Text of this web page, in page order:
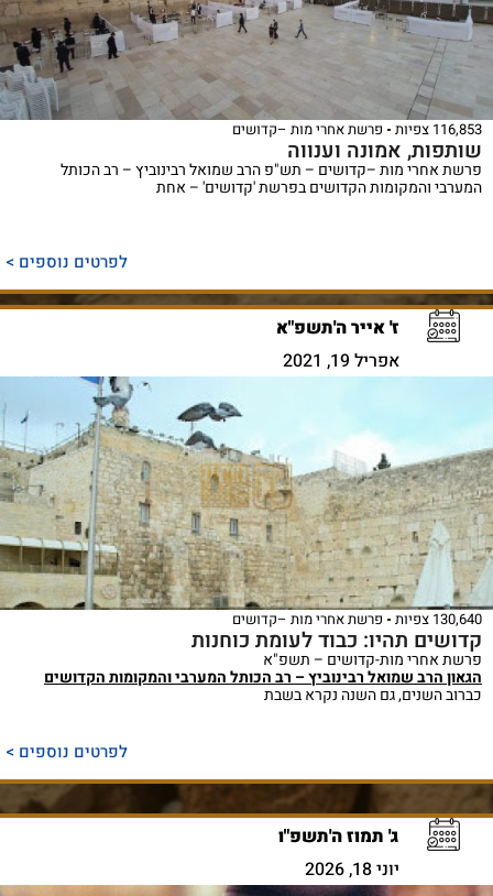
116,853 צפיות פרשת אחרי מות –קדושים
שותפות, אמונה וענווה
פרשת אחרי מות –קדושים – תש"פ הרב שמואל רבינוביץ – רב הכותל
המערבי והמקומות הקדושים בפרשת 'קדושים' – אחת
לפרטים נוספים >
ז' אייר ה'תשפ"א
אפריל 19, 2021
130,640 צפיות פרשת אחרי מות –קדושים
קדושים תהיו: כבוד לעומת כוחנות
פרשת אחרי מות-קדושים – תשפ"א
הגאון הרב שמואל רבינוביץ – רב הכותל המערבי והמקומות הקדושים
כברוב השנים, גם השנה נקרא בשבת
לפרטים נוספים >
ג' תמוז ה'תשפ"ו
יוני 18, 2026